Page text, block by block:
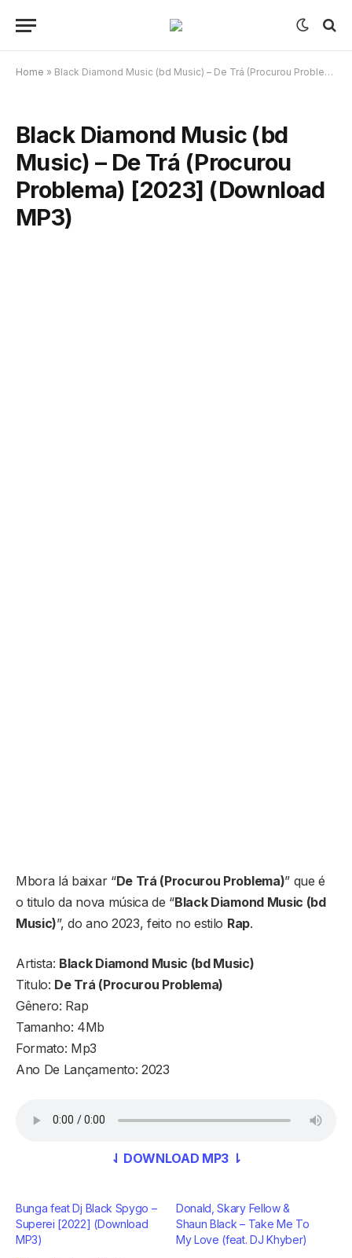
Home » Black Diamond Music (bd Music) – De Trá (Procurou Problema) [2023] (Download MP3)
Black Diamond Music (bd
Music) – De Trá (Procurou
Problema) [2023] (Download
MP3)
Mbora lá baixar “De Trá (Procurou Problema)” que é
o titulo da nova música de “Black Diamond Music (bd
Music)”, do ano 2023, feito no estilo Rap.
Artista: Black Diamond Music (bd Music)
Titulo: De Trá (Procurou Problema)
Gênero: Rap
Tamanho: 4Mb
Formato: Mp3
Ano De Lançamento: 2023
⇃ DOWNLOAD MP3 ⇂
Bunga feat Dj Black Spygo –
Superei [2022] (Download
MP3)
Donald, Skary Fellow &
Shaun Black – Take Me To
My Love (feat. DJ Khyber)